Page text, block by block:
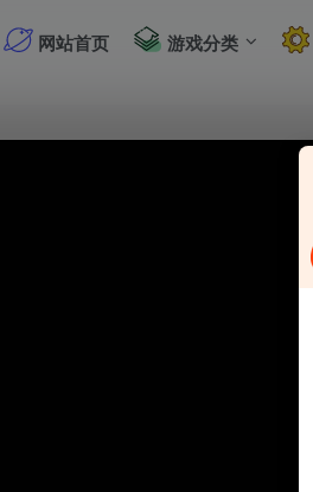
网站首页 游戏分类